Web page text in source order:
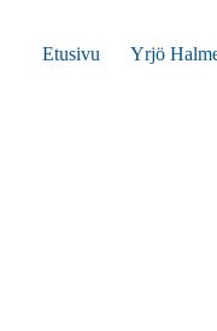
Etusivu Yrjö